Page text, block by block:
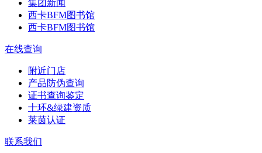
集团新闻
西卡BFM图书馆
西卡BFM图书馆
在线查询
附近门店
产品防伪查询
证书查询鉴定
十环&绿建资质
莱茵认证
联系我们